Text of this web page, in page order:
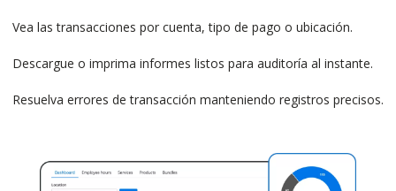
Vea las transacciones por cuenta, tipo de pago o ubicación.
Descargue o imprima informes listos para auditoría al instante.
Resuelva errores de transacción manteniendo registros precisos.